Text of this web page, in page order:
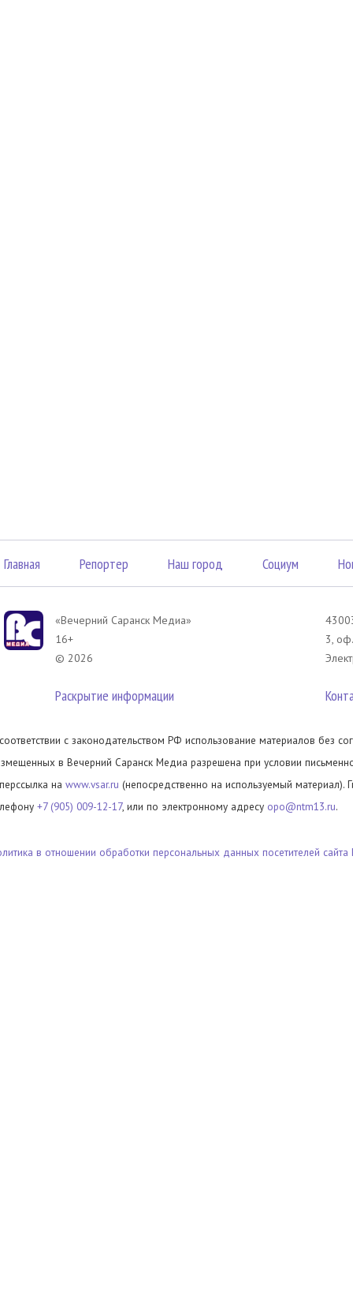
Главная Репортер Наш город Социум
«Вечерний Саранск Mедиа»
16+
© 2026
Раскрытие информации
3,
с законодательством РФ использование материалов без
в Вечерний Саранск Медиа разрешена при условии
на www.vsar.ru (непосредственно на используемый материал).
+7 (905) 009-12-17, или по электронному адресу opo@ntm13.ru.
в отношении обработки персональных данных посетителей